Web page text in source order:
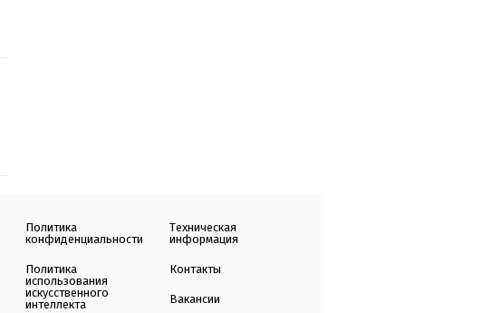
Политика
конфиденциальности
Политика
использования
искусственного
интеллекта
Техническая
информация
Контакты
Вакансии